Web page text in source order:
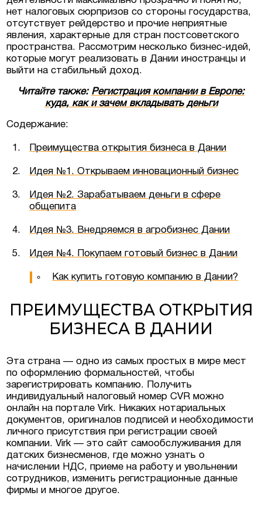
Австрии
недвижимость
нет налоговых сюрпризов со стороны государства,
отсутствует рейдерство и прочие неприятные
явления, характерные для стран постсоветского
пространства. Рассмотрим несколько бизнес-идей,
которые могут реализовать в Дании иностранцы и
выйти на стабильный доход.
Читайте также: Регистрация компании в Европе:
куда, как и зачем вкладывать деньги
Содержание:
Преимущества открытия бизнеса в Дании
Идея №1. Открываем инновационный бизнес
Идея №2. Зарабатываем деньги в сфере
общепита
Идея №3. Внедряемся в агробизнес Дании
Идея №4. Покупаем готовый бизнес в Дании
Как купить готовую компанию в Дании?
ПРЕИМУЩЕСТВА ОТКРЫТИЯ
БИЗНЕСА В ДАНИИ
Эта страна — одно из самых простых в мире мест
по оформлению формальностей, чтобы
зарегистрировать компанию. Получить
индивидуальный налоговый номер CVR можно
онлайн на портале Virk. Никаких нотариальных
документов, оригиналов подписей и необходимости
личного присутствия при регистрации своей
компании. Virk — это сайт самообслуживания для
датских бизнесменов, где можно узнать о
начислении НДС, приеме на работу и увольнении
сотрудников, изменить регистрационные данные
фирмы и многое другое.